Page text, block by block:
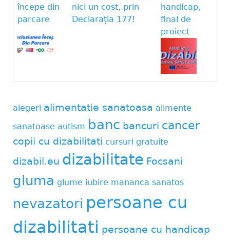
începe din
parcare
nici un cost, prin
Declarația 177!
handicap,
final de
proiect
alegeri alimentatie sanatoasa alimente
sanatoase autism banc bancuri cancer
copii cu dizabilitati cursuri gratuite
dizabil.eu dizabilitate Focsani
gluma glume iubire mananca sanatos
nevazatori persoane cu
dizabilitati persoane cu handicap